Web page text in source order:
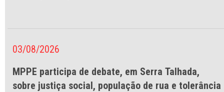
03/08/2026
MPPE participa de debate, em Serra Talhada,
sobre justiça social, população de rua e tolerância